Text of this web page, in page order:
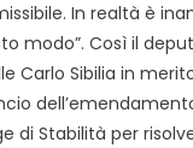
In realtà è
modo”. Così il
Carlo Sibilia in
di Stabilità per